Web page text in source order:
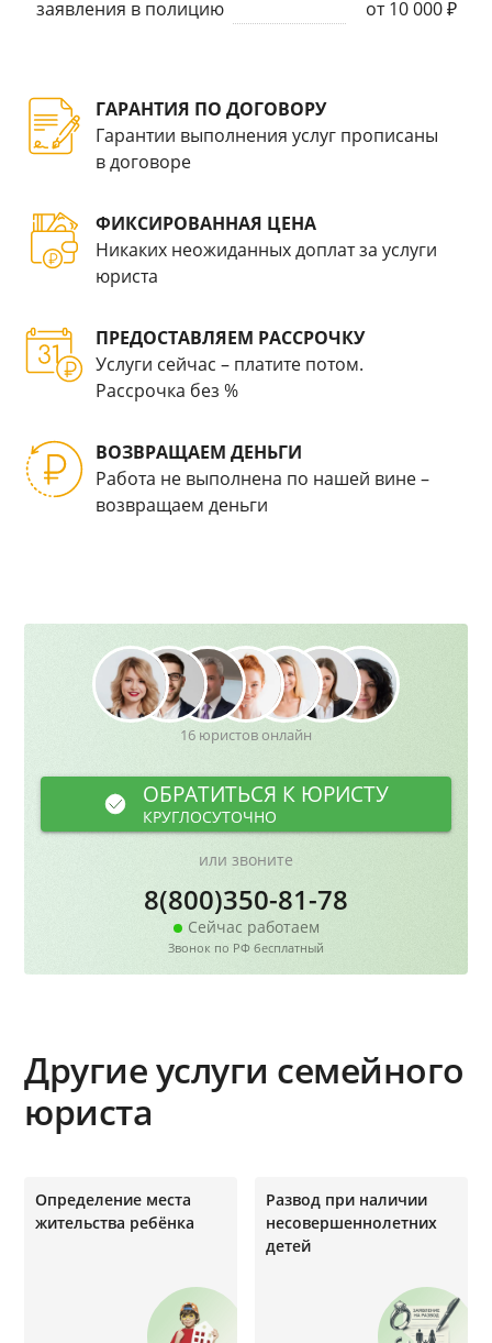
заявления в полицию от 10 000 ₽
ГАРАНТИЯ ПО ДОГОВОРУ
Гарантии выполнения услуг прописаны
в договоре
ФИКСИРОВАННАЯ ЦЕНА
Никаких неожиданных доплат за услуги
юриста
ПРЕДОСТАВЛЯЕМ РАССРОЧКУ
Услуги сейчас – платите потом.
Рассрочка без %
ВОЗВРАЩАЕМ ДЕНЬГИ
Работа не выполнена по нашей вине –
возвращаем деньги
16 юристов онлайн
ОБРАТИТЬСЯ К ЮРИСТУ
КРУГЛОСУТОЧНО
или звоните
8(800)350-81-78
Сейчас работаем
Звонок по РФ бесплатный
Другие услуги семейного
юриста
Определение места
жительства ребёнка
Развод при наличии
несовершеннолетних
детей